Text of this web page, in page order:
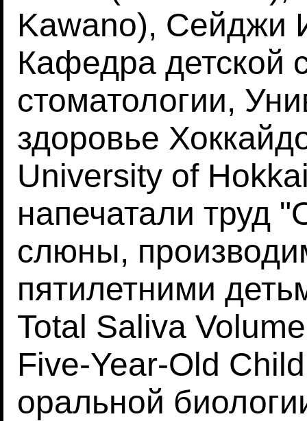
Kawano), Сейджи
Кафедра детской
стоматологии,
здоровье
University of
напечатали труд
слюны,
пятилетними
Total Saliva
Five-Year-Old
оральной